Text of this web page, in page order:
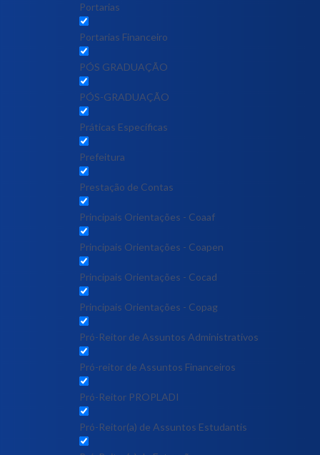
Portarias
Portarias Financeiro
PÓS GRADUAÇÃO
PÓS-GRADUAÇÃO
Práticas Específicas
Prefeitura
Prestação de Contas
Principais Orientações - Coaaf
Principais Orientações - Coapen
Principais Orientações - Cocad
Principais Orientações - Copag
Pró-Reitor de Assuntos Administrativos
Pró-reitor de Assuntos Financeiros
Pró-Reitor PROPLADI
Pró-Reitor(a) de Assuntos Estudantis